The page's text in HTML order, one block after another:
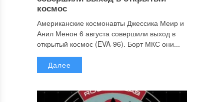
космос
Американские космонавты Джессика Меир и
Анил Менон 6 августа совершили выход в
открытый космос (EVA-96). Борт МКС они...
Далее